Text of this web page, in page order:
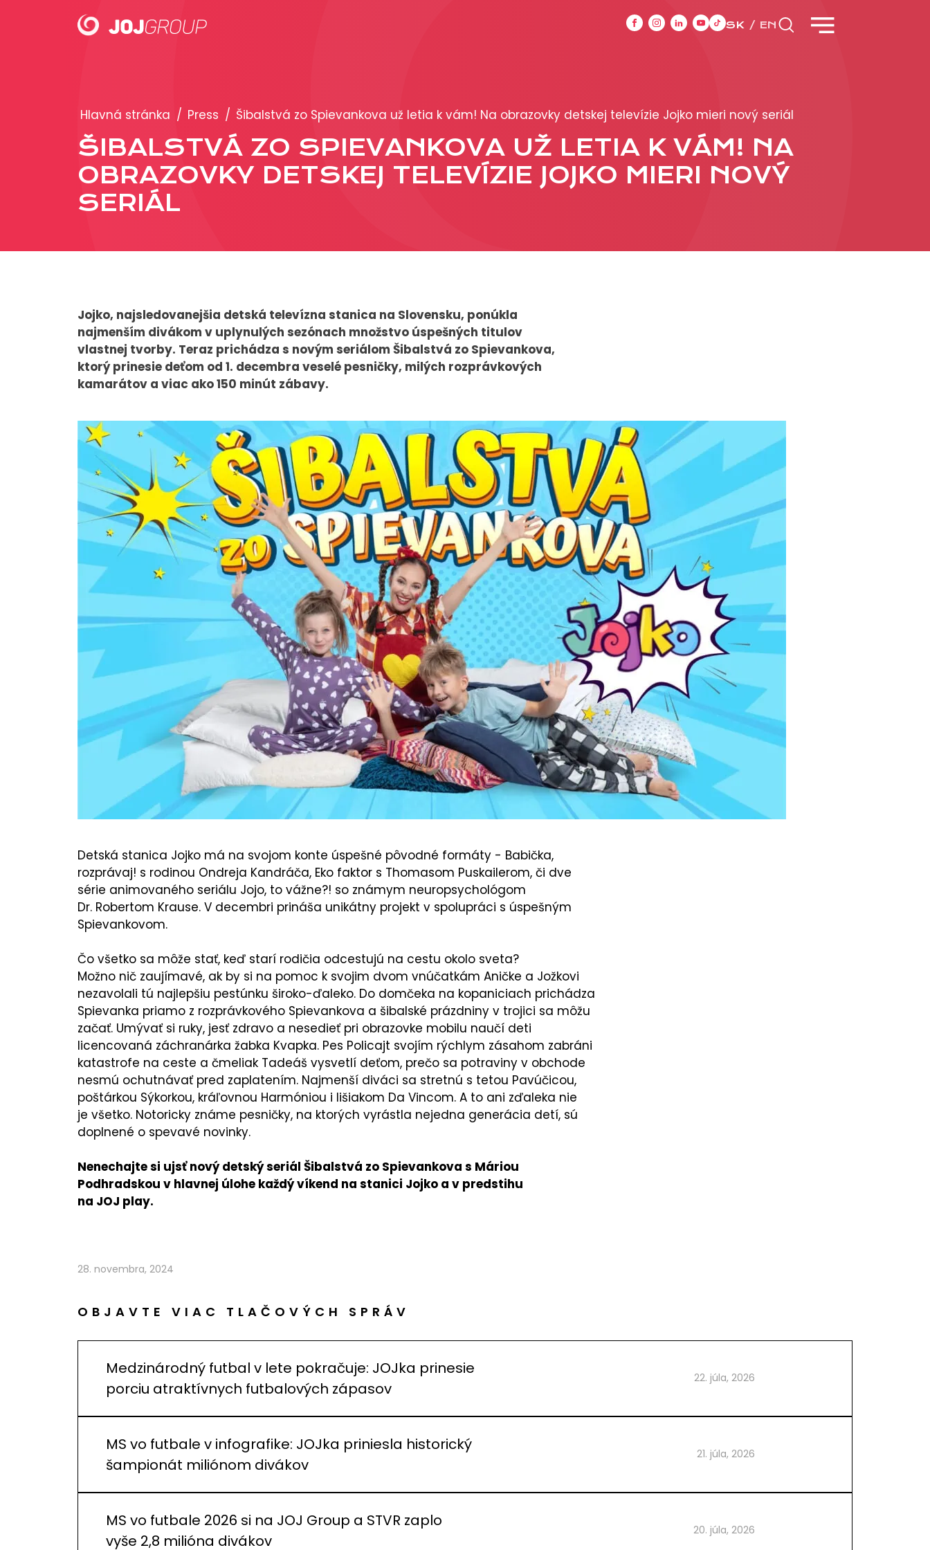
SK EN
Produkty
formátoch
Obchodné podmienky
Prezentácia 2026
O NÁS
PRESS
VEREJNÉ
KONTAKT
Hlavná stránka / Press / Šibalstvá zo Spievankova už letia k vám! Na obrazovky detskej televízie Jojko mieri nový seriál
ŠIBALSTVÁ ZO SPIEVANKOVA UŽ LETIA K VÁM! NA
OBRAZOVKY DETSKEJ TELEVÍZIE JOJKO MIERI NOVÝ
SERIÁL
Jojko, najsledovanejšia detská televízna stanica na Slovensku, ponúkla
najmenším divákom v uplynulých sezónach množstvo úspešných titulov
vlastnej tvorby. Teraz prichádza s novým seriálom Šibalstvá zo Spievankova,
ktorý prinesie deťom od 1. decembra veselé pesničky, milých rozprávkových
kamarátov a viac ako 150 minút zábavy.
Detská stanica Jojko má na svojom konte úspešné pôvodné formáty - Babička,
rozprávaj! s rodinou Ondreja Kandráča, Eko faktor s Thomasom Puskailerom, či dve
série animovaného seriálu Jojo, to vážne?! so známym neuropsychológom
Dr. Robertom Krause. V decembri prináša unikátny projekt v spolupráci s úspešným
Spievankovom.
Čo všetko sa môže stať, keď starí rodičia odcestujú na cestu okolo sveta?
Možno nič zaujímavé, ak by si na pomoc k svojim dvom vnúčatkám Aničke a Jožkovi
nezavolali tú najlepšiu pestúnku široko-ďaleko. Do domčeka na kopaniciach prichádza
Spievanka priamo z rozprávkového Spievankova a šibalské prázdniny v trojici sa môžu
začať. Umývať si ruky, jesť zdravo a nesedieť pri obrazovke mobilu naučí deti
licencovaná záchranárka žabka Kvapka. Pes Policajt svojím rýchlym zásahom zabráni
katastrofe na ceste a čmeliak Tadeáš vysvetlí deťom, prečo sa potraviny v obchode
nesmú ochutnávať pred zaplatením. Najmenší diváci sa stretnú s tetou Pavúčicou,
poštárkou Sýkorkou, kráľovnou Harmóniou i lišiakom Da Vincom. A to ani zďaleka nie
je všetko. Notoricky známe pesničky, na ktorých vyrástla nejedna generácia detí, sú
doplnené o spevavé novinky.
Nenechajte si ujsť nový detský seriál Šibalstvá zo Spievankova s Máriou
Podhradskou v hlavnej úlohe každý víkend na stanici Jojko a v predstihu
na JOJ play.
28. novembra, 2024
OBJAVTE VIAC TLAČOVÝCH SPRÁV
Medzinárodný futbal v lete pokračuje: JOJka prinesie
porciu atraktívnych futbalových zápasov
22. júla, 2026
MS vo futbale v infografike: JOJka priniesla historický
šampionát miliónom divákov
21. júla, 2026
MS vo futbale 2026 si na JOJ Group a STVR zaplo
vyše 2,8 milióna divákov
20. júla, 2026